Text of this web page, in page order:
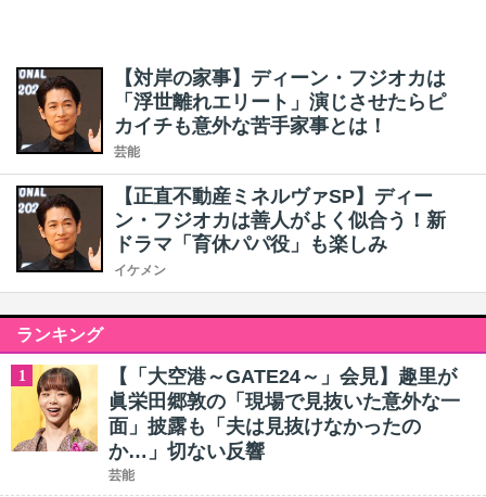
【対岸の家事】ディーン・フジオカは
「浮世離れエリート」演じさせたらピ
カイチも意外な苦手家事とは！
芸能
【正直不動産ミネルヴァSP】ディー
ン・フジオカは善人がよく似合う！新
ドラマ「育休パパ役」も楽しみ
イケメン
ランキング
1
【「大空港～GATE24～」会見】趣里が
眞栄田郷敦の「現場で見抜いた意外な一
面」披露も「夫は見抜けなかったの
か…」切ない反響
芸能